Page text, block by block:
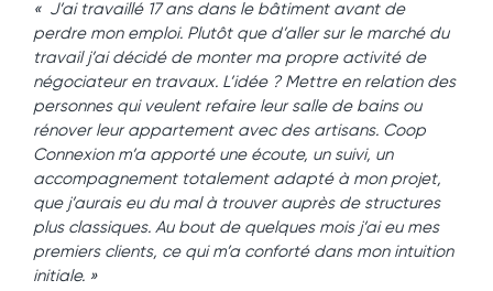
« J’ai travaillé 17 ans dans le bâtiment avant de
perdre mon emploi. Plutôt que d’aller sur le marché du
travail j’ai décidé de monter ma propre activité de
négociateur en travaux. L’idée ? Mettre en relation des
personnes qui veulent refaire leur salle de bains ou
rénover leur appartement avec des artisans. Coop
Connexion m’a apporté une écoute, un suivi, un
accompagnement totalement adapté à mon projet,
que j’aurais eu du mal à trouver auprès de structures
plus classiques. Au bout de quelques mois j’ai eu mes
premiers clients, ce qui m’a conforté dans mon intuition
initiale. »